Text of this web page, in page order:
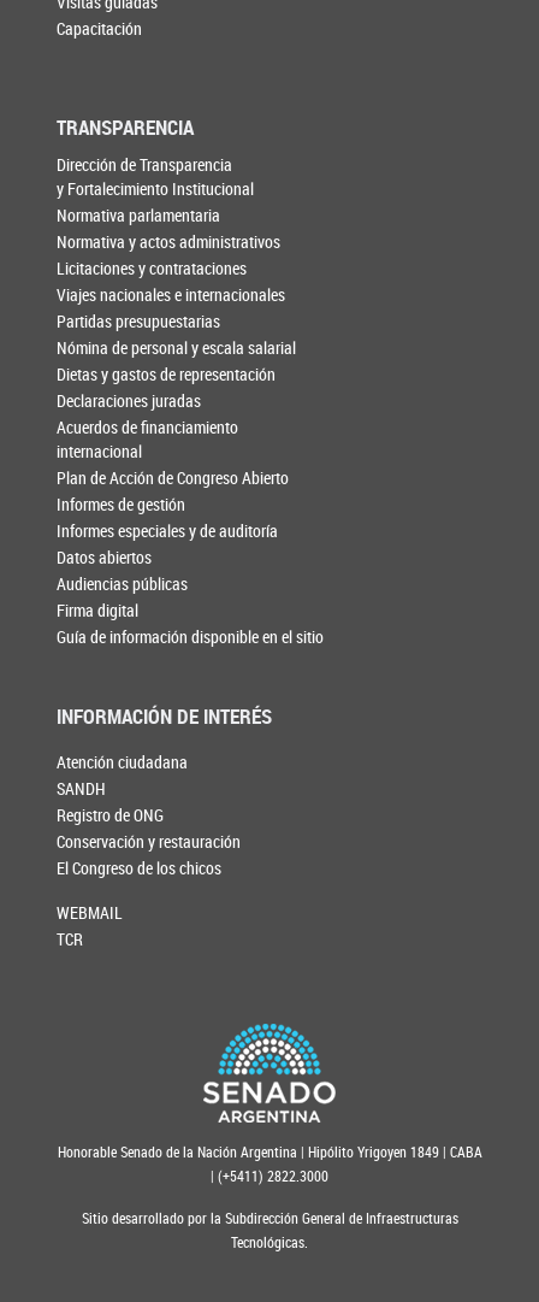
Capacitación
TRANSPARENCIA
Dirección de Transparencia
y Fortalecimiento Institucional
Normativa parlamentaria
Normativa y actos administrativos
Licitaciones y contrataciones
Viajes nacionales e internacionales
Partidas presupuestarias
Nómina de personal y escala salarial
Dietas y gastos de representación
Declaraciones juradas
Acuerdos de financiamiento
internacional
Plan de Acción de Congreso Abierto
Informes de gestión
Informes especiales y de auditoría
Datos abiertos
Audiencias públicas
Firma digital
Guía de información disponible en el sitio
INFORMACIÓN DE INTERÉS
Atención ciudadana
SANDH
Registro de ONG
Conservación y restauración
El Congreso de los chicos
WEBMAIL
TCR
Honorable Senado de la Nación Argentina | Hipólito Yrigoyen 1849 | CABA
| (+5411) 2822.3000
Sitio desarrollado por la Subdirección General de Infraestructuras
Tecnológicas.